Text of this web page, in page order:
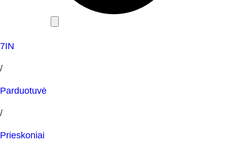
7IN
/
Parduotuvė
/
Prieskoniai